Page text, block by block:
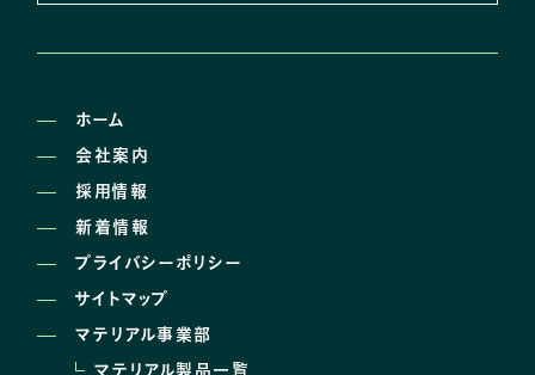
ホーム
会社案内
採用情報
新着情報
プライバシーポリシー
サイトマップ
マテリアル事業部
マテリアル製品一覧